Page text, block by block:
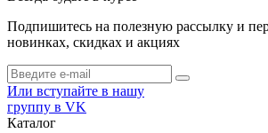
Подпишитесь на полезную рассылку и
новинках, скидках и акциях
Или вступайте в нашу
группу в VK
Каталог